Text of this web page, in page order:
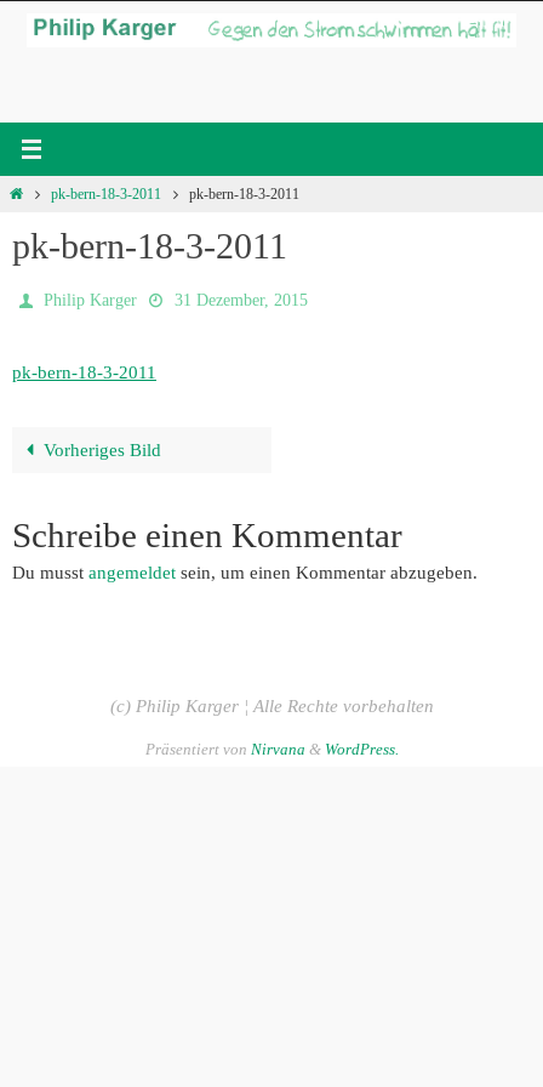
Inhalt
Startpk-bern-18-3-2011 pk-bern-18-3-2011
pk-bern-18-3-2011
Philip Karger 31 Dezember, 2015
pk-bern-18-3-2011
Vorheriges Bild
Schreibe einen Kommentar
Du musst angemeldet sein, um einen Kommentar abzugeben.
(c) Philip Karger ¦ Alle Rechte vorbehalten
Präsentiert von Nirvana & WordPress.